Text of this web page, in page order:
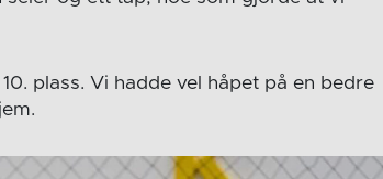
plass. Vi hadde vel håpet på en bedre